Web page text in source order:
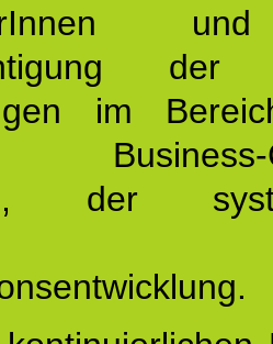
der
im
Business-
der